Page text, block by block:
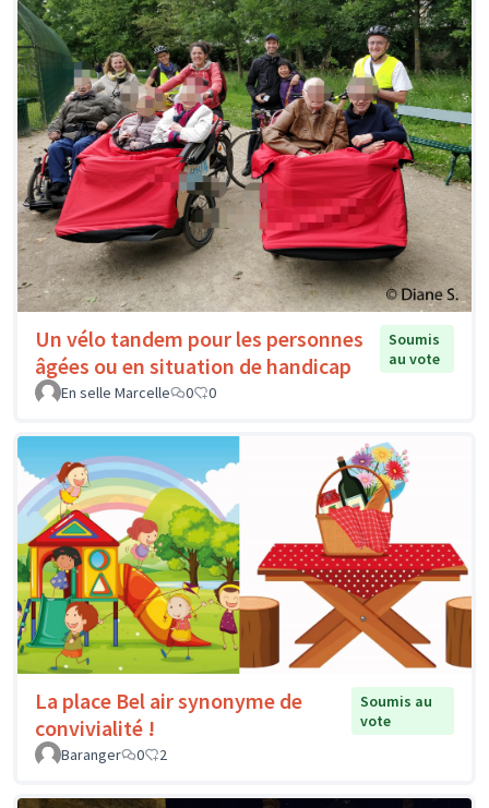
Un vélo tandem pour les personnes
âgées ou en situation de handicap
Soumis
au vote
En selle Marcelle
0 0
La place Bel air synonyme de
convivialité !
Soumis au
vote
Baranger
0 2